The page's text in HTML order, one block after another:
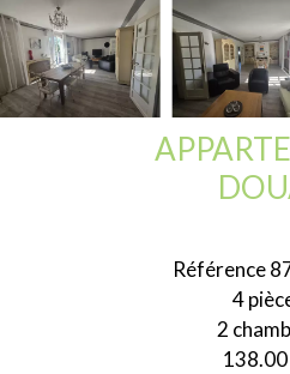
Référence
4
2
138.00